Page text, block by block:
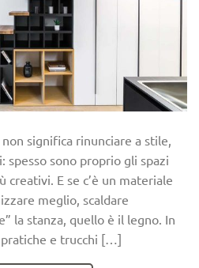
significa rinunciare a stile,
spesso sono proprio gli spazi
E se c’è un materiale
meglio, scaldare
la stanza, quello è il legno. In
e trucchi […]